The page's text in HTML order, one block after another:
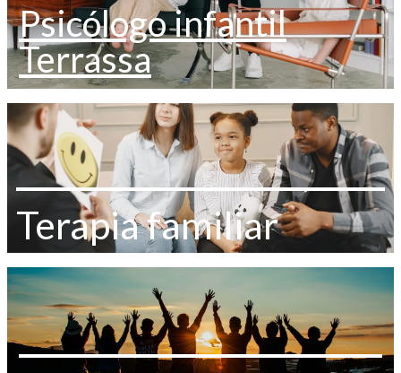
Psicólogo infantil
Terrassa
Terapia familiar